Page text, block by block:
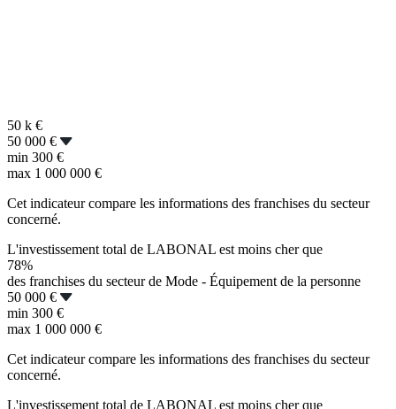
50 k €
50 000 €
min 300 €
max 1 000 000 €
Cet indicateur compare les informations des franchises du secteur
concerné.
L'investissement total de LABONAL est moins cher que
78%
des franchises du secteur de Mode - Équipement de la personne
50 000 €
min 300 €
max 1 000 000 €
Cet indicateur compare les informations des franchises du secteur
concerné.
L'investissement total de LABONAL est moins cher que